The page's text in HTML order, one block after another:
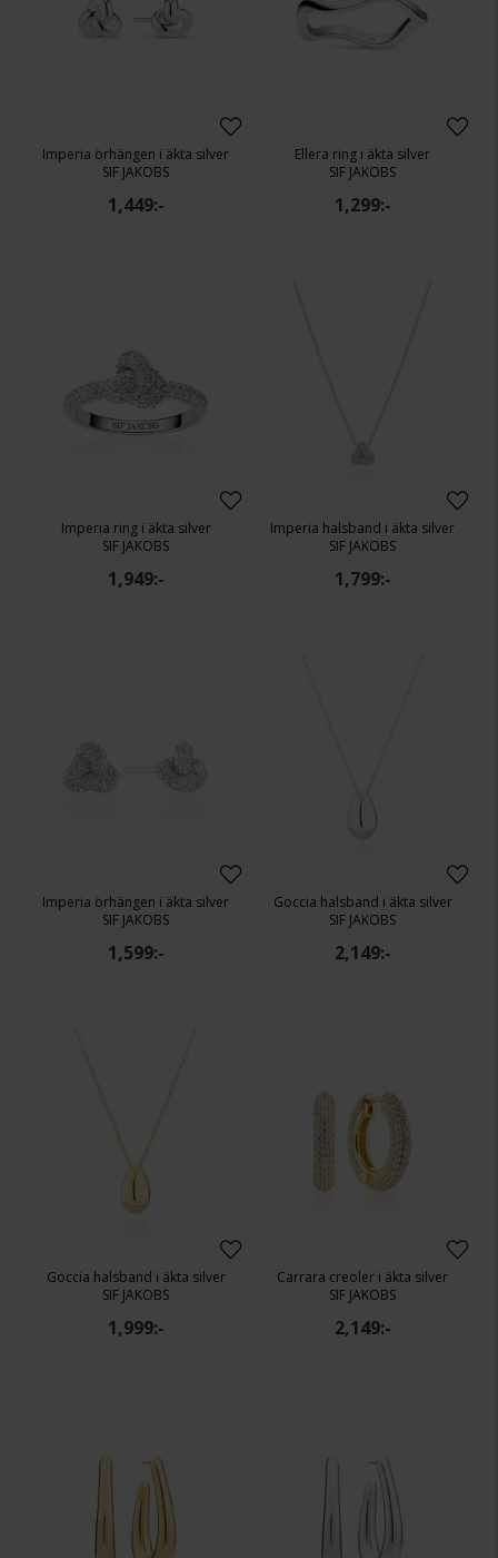
Imperia örhängen i äkta silver
SIF JAKOBS
1,449:-
Ellera ring i äkta silver
SIF JAKOBS
1,299:-
Imperia ring i äkta silver
SIF JAKOBS
1,949:-
Imperia halsband i äkta silver
SIF JAKOBS
1,799:-
Imperia örhängen i äkta silver
SIF JAKOBS
1,599:-
Goccia halsband i äkta silver
SIF JAKOBS
2,149:-
Goccia halsband i äkta silver
SIF JAKOBS
1,999:-
Carrara creoler i äkta silver
SIF JAKOBS
2,149:-